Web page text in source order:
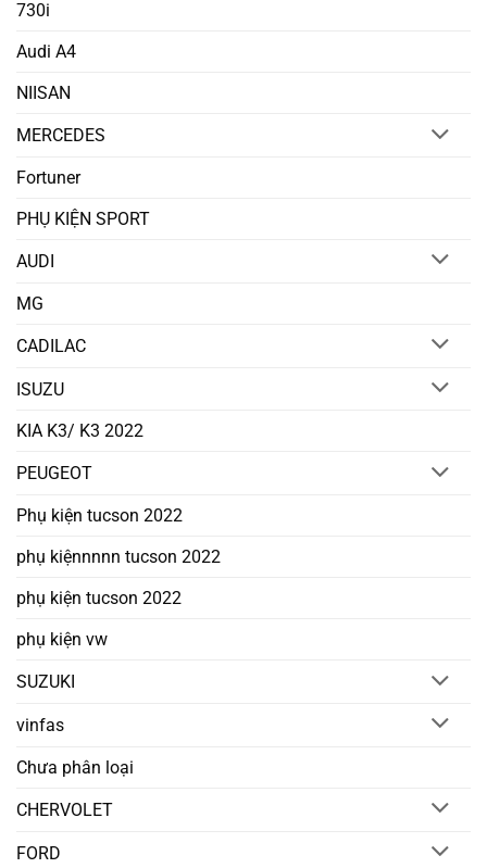
730i
Audi A4
NIISAN
MERCEDES
Fortuner
PHỤ KIỆN SPORT
AUDI
MG
CADILAC
ISUZU
KIA K3/ K3 2022
PEUGEOT
Phụ kiện tucson 2022
phụ kiệnnnnn tucson 2022
phụ kiện tucson 2022
phụ kiện vw
SUZUKI
vinfas
Chưa phân loại
CHERVOLET
FORD